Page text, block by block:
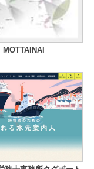
MOTTAINAI